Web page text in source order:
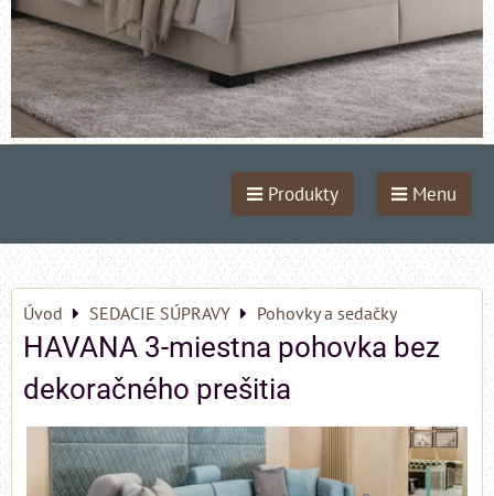
Produkty Menu
Úvod SEDACIE SÚPRAVY Pohovky a sedačky
HAVANA 3-miestna pohovka bez
dekoračného prešitia